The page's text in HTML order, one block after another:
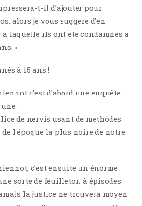
t-il d’ajouter pour
alors je vous suggère d’en
laquelle ils ont été condamnés à
»
à 15 ans !
c’est d’abord une enquête
de nervis usant de méthodes
l’époque la plus noire de notre
c’est ensuite un énorme
sorte de feuilleton à épisodes
la justice ne trouvera moyen